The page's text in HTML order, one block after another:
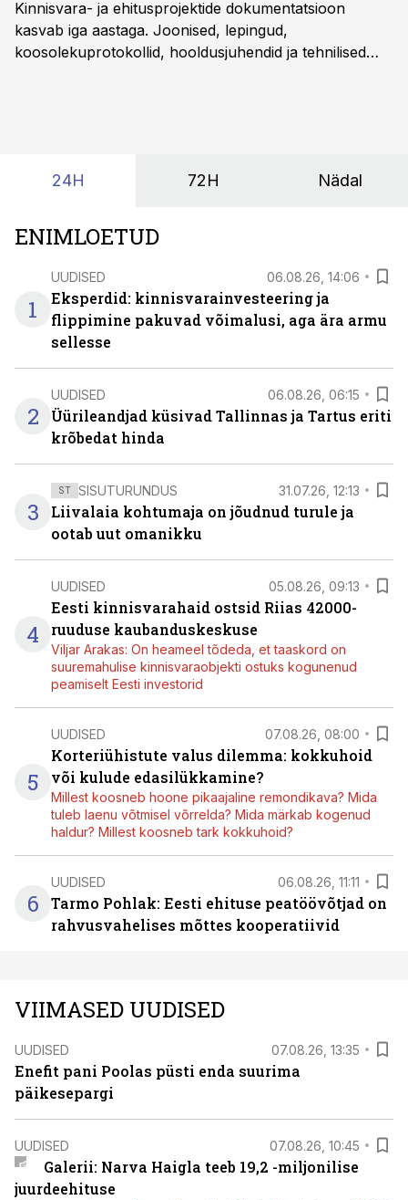
Kinnisvara- ja ehitusprojektide dokumentatsioon
kasvab iga aastaga. Joonised, lepingud,
koosolekuprotokollid, hooldusjuhendid ja tehnilised
24H 72H Nädal
ENIMLOETUD
1
UUDISED 06.08.26, 14:06
Eksperdid: kinnisvarainvesteering ja
flippimine pakuvad võimalusi, aga ära armu
sellesse
2
UUDISED 06.08.26, 06:15
Üürileandjad küsivad Tallinnas ja Tartus eriti
krõbedat hinda
3
ST SISUTURUNDUS 31.07.26, 12:13
Liivalaia kohtumaja on jõudnud turule ja
ootab uut omanikku
4
UUDISED 05.08.26, 09:13
Eesti kinnisvarahaid ostsid Riias 42000-
ruuduse kaubanduskeskuse
Viljar Arakas: On heameel tõdeda, et taaskord on
suuremahulise kinnisvaraobjekti ostuks kogunenud
peamiselt Eesti investorid
5
UUDISED 07.08.26, 08:00
Korteriühistute valus dilemma: kokkuhoid
või kulude edasilükkamine?
Millest koosneb hoone pikaajaline remondikava? Mida
tuleb laenu võtmisel võrrelda? Mida märkab kogenud
haldur? Millest koosneb tark kokkuhoid?
6
UUDISED 06.08.26, 11:11
Tarmo Pohlak: Eesti ehituse peatöövõtjad on
rahvusvahelises mõttes kooperatiivid
VIIMASED UUDISED
UUDISED 07.08.26, 13:35
Enefit pani Poolas püsti enda suurima
päikesepargi
UUDISED 07.08.26, 10:45
Galerii: Narva Haigla teeb 19,2 -miljonilise
juurdeehituse